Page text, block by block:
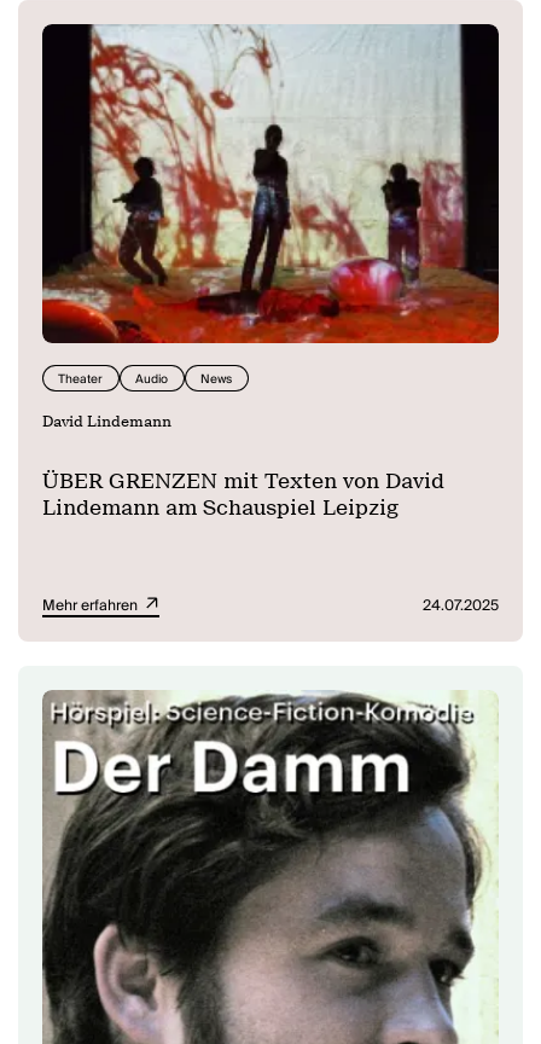
keine Wahl lässt. Er muss das Schiff verlassen. Doch DeBuin gibt
nicht auf. Mit scharfen
Worten und sengenden Argumenten versucht er seiner Schwester
den Missbrauch der von ihm hart erkämpften Freiheit auszutreiben.
Allerdings verkörpert Matthias Habich in der ZDFWeihnachtsserie
„Jack Holborn“ sowohl das Establishment als auch dessen Zwilling,
die kritische Öffentlichkeit. Ebenso wie die Schiffe MS Counterfeit
und die MS Copyright sich ähneln wie ein Ei dem anderen. Klar wird
auch, dass Olivia de Havilland gar nicht wissen kann, ob sie
Schwarzmarkt- oder Originalgarderoben über den roten Teppich
trägt. Und ob DeBuin tatsächlich irgendwann vom Establishment
freigekauft werden kann, und von wem, das soll an dieser Stelle
noch nicht verraten werden!
Theater Audio News
David Lindemann
ÜBER GRENZEN mit Texten von David
Lindemann am Schauspiel Leipzig
Mehr erfahren 24.07.2025